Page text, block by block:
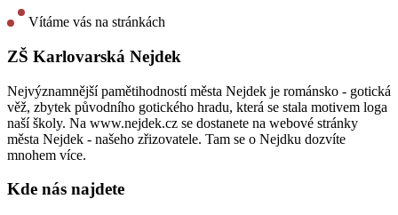
Vítáme vás na stránkách
ZŠ Karlovarská Nejdek
Nejvýznamnější pamětihodností města Nejdek je románsko - gotická
věž, zbytek původního gotického hradu, která se stala motivem loga
naší školy. Na www.nejdek.cz se dostanete na webové stránky
města Nejdek - našeho zřizovatele. Tam se o Nejdku dozvíte
mnohem více.
Kde nás najdete